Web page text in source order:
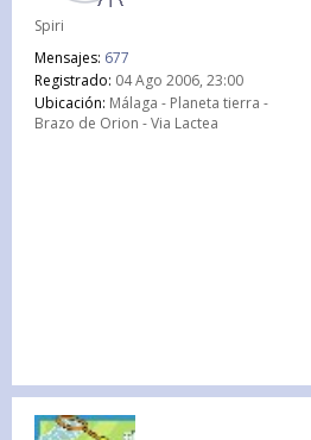
Spiri
Mensajes: 677
Registrado: 04 Ago 2006, 23:00
Ubicación: Málaga - Planeta tierra -
Brazo de Orion - Via Lactea